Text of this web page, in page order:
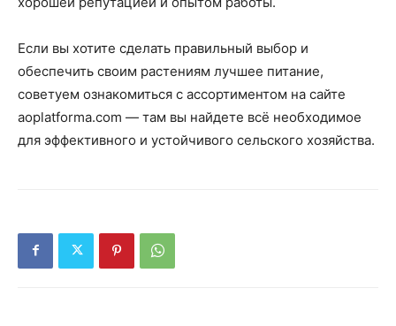
Если вы хотите сделать правильный выбор и
обеспечить своим растениям лучшее питание,
советуем ознакомиться с ассортиментом на сайте
aoplatforma.com — там вы найдете всё необходимое
для эффективного и устойчивого сельского хозяйства.